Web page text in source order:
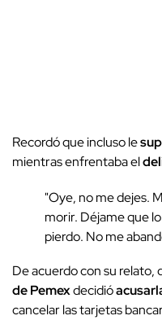
Recordó que incluso le
mientras enfrentaba el
"Oye, no me dejes.
morir. Déjame que
pierdo. No me
De acuerdo con su
de Pemexdecidió
cancelar las tarjetas